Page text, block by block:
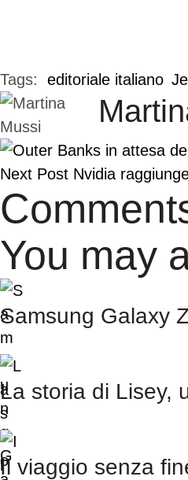
Tags: editoriale italiano
Next Post Nvidia
You may
Samsung Galaxy
La storia di Lisey,
Il viaggio senza